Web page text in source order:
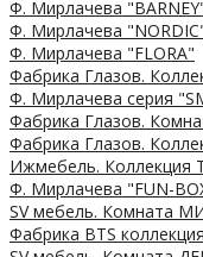
Ф. Мирлачева
Ф. Мирлачева
Ф. Мирлачева "FLORA"
Фабрика Глазов.
Ф. Мирлачева серия
Фабрика Глазов.
Фабрика Глазов.
Ижмебель. Коллекция
Ф. Мирлачева "FUN-
SV мебель. Комната
Фабрика BTS